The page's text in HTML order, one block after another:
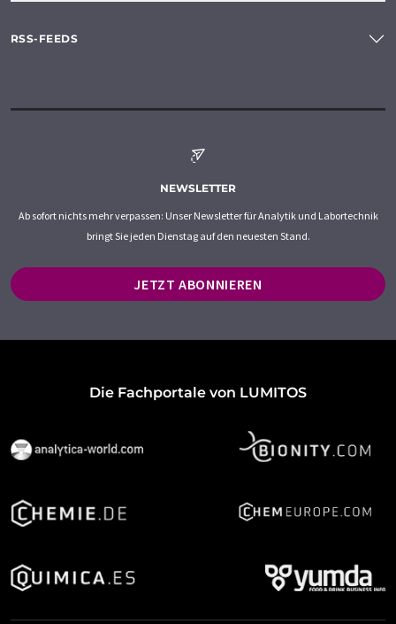
RSS-FEEDS
NEWSLETTER
Ab sofort nichts mehr verpassen: Unser Newsletter für Analytik und Labortechnik
bringt Sie jeden Dienstag auf den neuesten Stand.
JETZT ABONNIEREN
Die Fachportale von LUMITOS